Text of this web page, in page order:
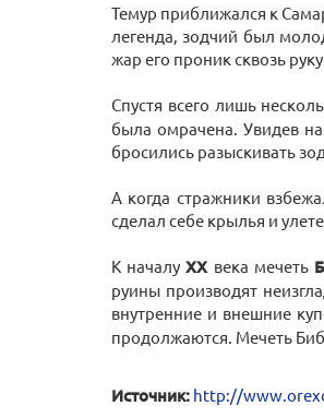
Темур приближался к
легенда, зодчий был
жар его проник сквозь
Спустя всего лишь
была омрачена. Увидев
бросились разыскивать
А когда стражники
сделал себе крылья и
К началуXX века мечеть
руины производят
внутренние и внешние
продолжаются. Мечеть
Источник: http://